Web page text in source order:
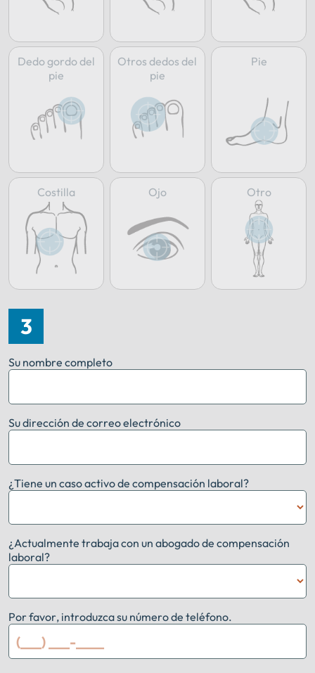
Dedo gordo del
pie
Otros dedos del
pie
Pie
Costilla Ojo Otro
3
Su nombre completo
Su dirección de correo electrónico
¿Tiene un caso activo de compensación laboral?
¿Actualmente trabaja con un abogado de compensación
laboral?
Por favor, introduzca su número de teléfono.